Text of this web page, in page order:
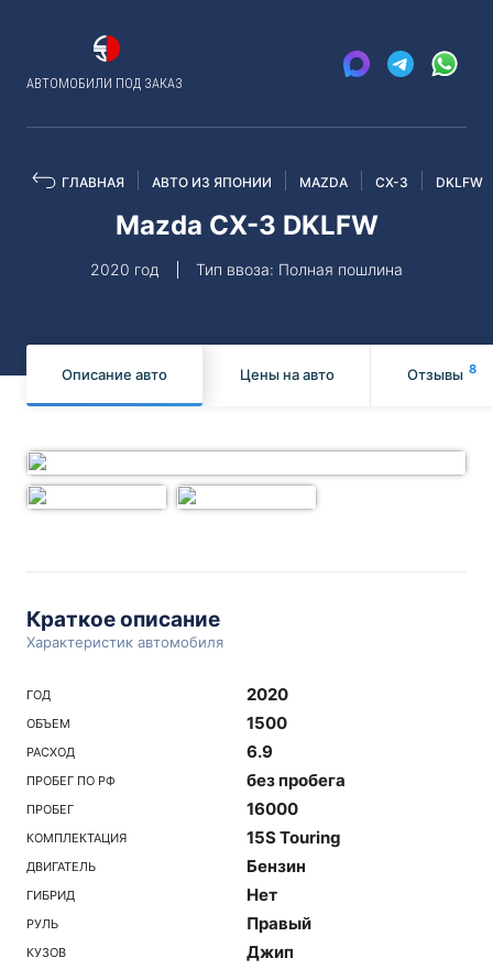
АВТОМОБИЛИ ПОД ЗАКАЗ
ГЛАВНАЯ АВТО ИЗ ЯПОНИИ MAZDA CX-3 DKLFW
Mazda CX-3 DKLFW
2020 год Тип ввоза: Полная пошлина
Описание авто Цены на авто Отзывы 8
Краткое описание
Характеристик автомобиля
ГОД 2020
ОБЪЕМ 1500
РАСХОД 6.9
ПРОБЕГ ПО РФ без пробега
ПРОБЕГ 16000
КОМПЛЕКТАЦИЯ 15S Touring
ДВИГАТЕЛЬ Бензин
ГИБРИД Нет
РУЛЬ Правый
КУЗОВ Джип